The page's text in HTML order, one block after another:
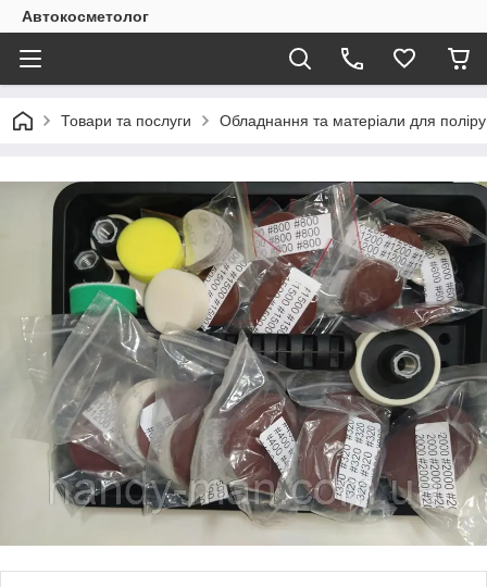
Автокосметолог
Товари та послуги Обладнання та матеріали для